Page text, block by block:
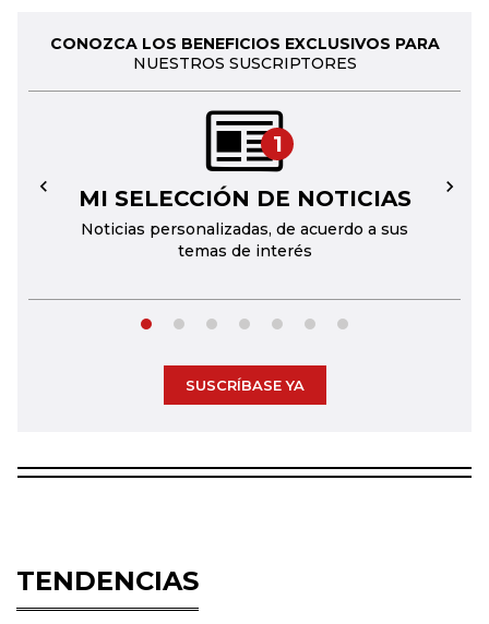
CONOZCA LOS BENEFICIOS EXCLUSIVOS PARA
NUESTROS SUSCRIPTORES
1
MI SELECCIÓN DE NOTICIAS
Noticias personalizadas, de acuerdo a sus
temas de interés
← →
SUSCRÍBASE YA
TENDENCIAS